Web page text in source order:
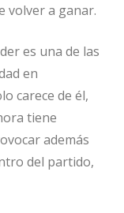
volver a ganar.
es una de las
en
carece de él,
tiene
además
del partido,